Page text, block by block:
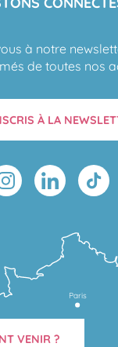
à notre
de toutes nos
À LA
Paris
VENIR ?